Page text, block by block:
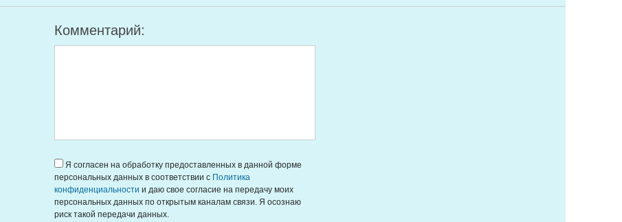
Комментарий:
Я согласен на обработку предоставленных в данной форме
персональных данных в соответствии с Политика
конфиденциальности и даю свое согласие на передачу моих
персональных данных по открытым каналам связи. Я осознаю
риск такой передачи данных.